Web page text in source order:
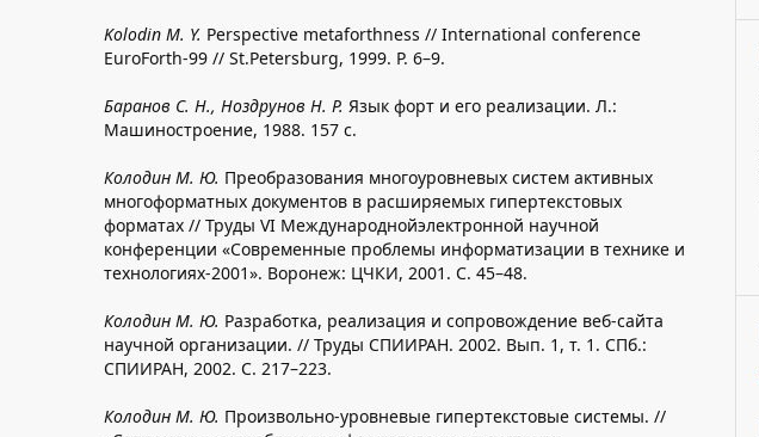
Kolodin M. Y. Perspective metaforthness // International conference
EuroForth-99 // St.Petersburg, 1999. P. 6–9.
Баранов С. Н., Ноздрунов Н. Р. Язык форт и его реализации. Л.:
Машиностроение, 1988. 157 с.
Колодин М. Ю. Преобразования многоуровневых систем активных
многоформатных документов в расширяемых гипертекстовых
форматах // Труды VI Международнойэлектронной научной
конференции «Современные проблемы информатизации в технике и
технологиях-2001». Воронеж: ЦЧКИ, 2001. С. 45–48.
Колодин М. Ю. Разработка, реализация и сопровождение веб-сайта
научной организации. // Труды СПИИРАН. 2002. Вып. 1, т. 1. СПб.:
СПИИРАН, 2002. C. 217–223.
Колодин М. Ю. Произвольно-уровневые гипертекстовые системы. //